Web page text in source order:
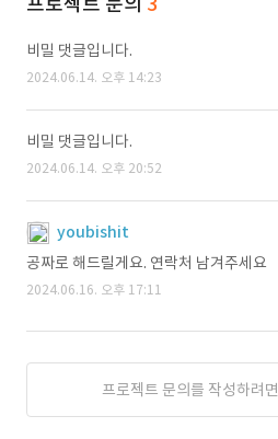
비밀 댓글입니다.
2024.06.14. 오후 14:23
비밀 댓글입니다.
2024.06.14. 오후 20:52
youbishit
공짜로 해드릴게요. 연락처 남겨주세요
2024.06.16. 오후 17:11
프로젝트 문의를 작성하려면